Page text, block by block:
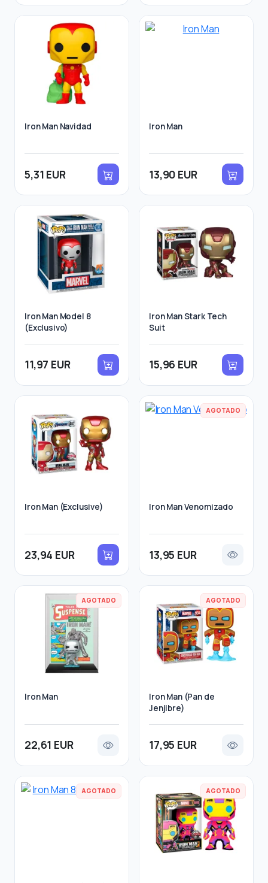
Iron Man Navidad
5,31 EUR
Iron Man
13,90 EUR
Iron Man Model 8
(Exclusivo)
11,97 EUR
Iron Man Stark Tech
Suit
15,96 EUR
Iron Man (Exclusive)
23,94 EUR
AGOTADO
Iron Man Venomizado
13,95 EUR
AGOTADO
Iron Man
22,61 EUR
AGOTADO
Iron Man (Pan de
Jenjibre)
17,95 EUR
AGOTADO AGOTADO